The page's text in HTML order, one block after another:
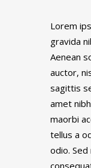
Lorem
gravida
Aenean
auctor,
sagittis
amet
maorbi
tellus a
odio.